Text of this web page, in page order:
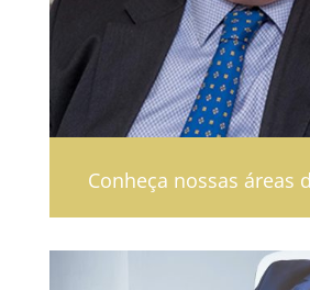
Conheça nossas áreas